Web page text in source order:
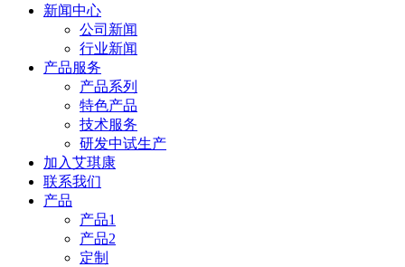
新闻中心
公司新闻
行业新闻
产品服务
产品系列
特色产品
技术服务
研发中试生产
加入艾琪康
联系我们
产品
产品1
产品2
定制